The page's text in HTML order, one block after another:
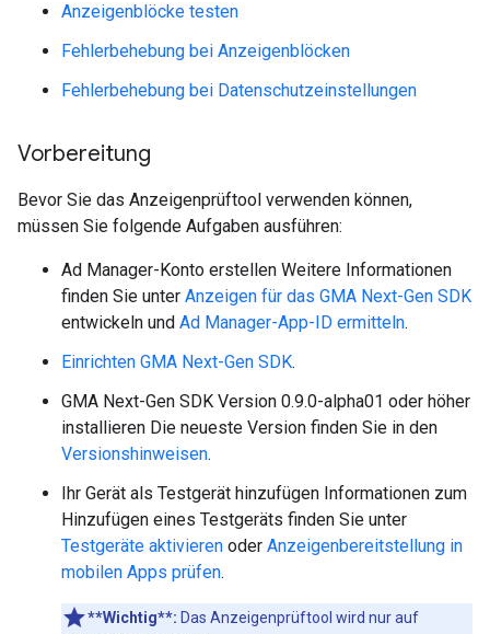
Anzeigenblöcke testen
Fehlerbehebung bei Anzeigenblöcken
Fehlerbehebung bei Datenschutzeinstellungen
Vorbereitung
Bevor Sie das Anzeigenprüftool verwenden können,
müssen Sie folgende Aufgaben ausführen:
Ad Manager-Konto erstellen Weitere Informationen
finden Sie unter Anzeigen für das GMA Next-Gen SDK
entwickeln und Ad Manager-App-ID ermitteln.
Einrichten GMA Next-Gen SDK.
GMA Next-Gen SDK Version 0.9.0-alpha01 oder höher
installieren Die neueste Version finden Sie in den
Versionshinweisen.
Ihr Gerät als Testgerät hinzufügen Informationen zum
Hinzufügen eines Testgeräts finden Sie unter
Testgeräte aktivieren oder Anzeigenbereitstellung in
mobilen Apps prüfen.
**Wichtig**: Das Anzeigenprüftool wird nur auf